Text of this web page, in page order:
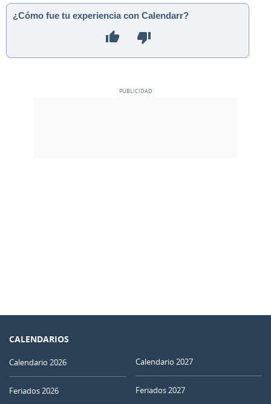
¿Cómo fue tu experiencia con Calendarr?
CALENDARIOS
Calendario 2026
Feriados 2026
Calendario 2027
Feriados 2027